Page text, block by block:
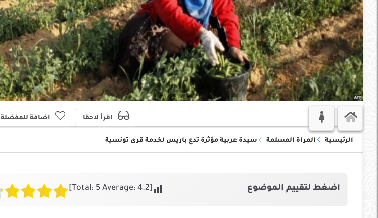
اقرأ لاحقا اضافة للمفضلة
الرئيسية المراة المسلمة سيدة عربية مؤثرة تدع باريس لخدمة قرى تونسية
اضغط لتقييم الموضوع [Total:
5 Average: 4.2
]